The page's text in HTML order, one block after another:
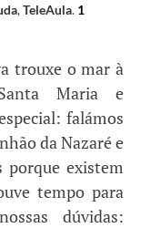
,TeleAula. 1
trouxe o mar à
Maria e
falámos
da Nazaré e
porque existem
tempo para
dúvidas: